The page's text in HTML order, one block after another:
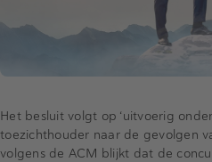
Het besluit volgt op ‘uitvoerig
toezichthouder naar de gevolgen
volgens de ACM blijkt dat de